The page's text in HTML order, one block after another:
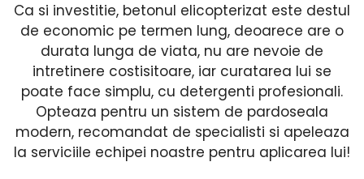
Ca si investitie, betonul elicopterizat este destul
de economic pe termen lung, deoarece are o
durata lunga de viata, nu are nevoie de
intretinere costisitoare, iar curatarea lui se
poate face simplu, cu detergenti profesionali.
Opteaza pentru un sistem de pardoseala
modern, recomandat de specialisti si apeleaza
la serviciile echipei noastre pentru aplicarea lui!